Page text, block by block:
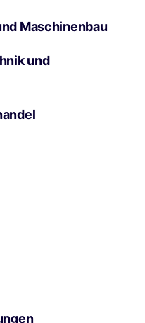
Maschinenbau
und